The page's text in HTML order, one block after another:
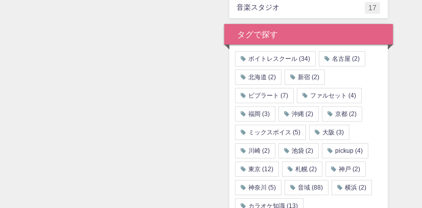
音楽スタジオ 17
タグで探す
ボイトレスクール(34) 名古屋 (2)
北海道 (2) 新宿(2)
ビブラート (7) ファルセット (4)
福岡 (3) 沖縄 (2) 京都(2)
ミックスボイス (5) 大阪 (3)
川崎(2) 池袋(2) pickup(4)
東京(12) 札幌(2) 神戸 (2)
神奈川 (5) 音域(88) 横浜(2)
カラオケ知識 (13)